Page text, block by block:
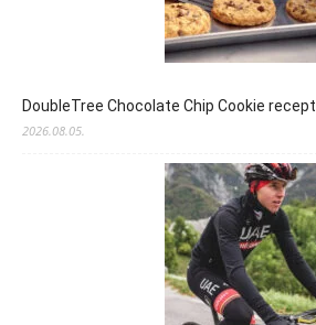
DoubleTree Chocolate Chip Cookie recept
2026.08.05.